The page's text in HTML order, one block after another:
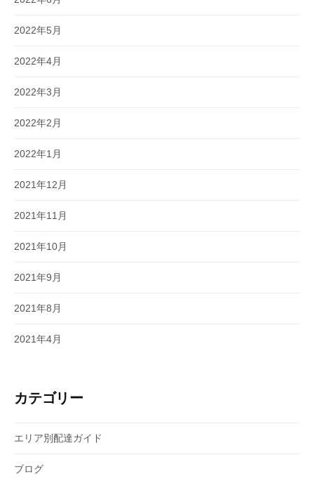
2022年5月
2022年4月
2022年3月
2022年2月
2022年1月
2021年12月
2021年11月
2021年10月
2021年9月
2021年8月
2021年4月
カテゴリー
エリア別配達ガイド
ブログ